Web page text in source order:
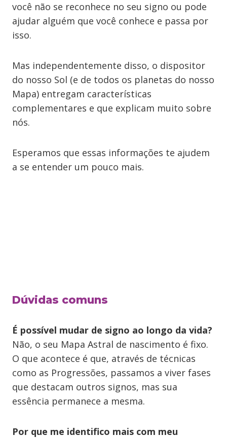
você não se reconhece no seu signo ou pode
ajudar alguém que você conhece e passa por
isso.
Mas independentemente disso, o dispositor
do nosso Sol (e de todos os planetas do nosso
Mapa) entregam características
complementares e que explicam muito sobre
nós.
Esperamos que essas informações te ajudem
a se entender um pouco mais.
Dúvidas comuns
É possível mudar de signo ao longo da vida?
Não, o seu Mapa Astral de nascimento é fixo.
O que acontece é que, através de técnicas
como as Progressões, passamos a viver fases
que destacam outros signos, mas sua
essência permanece a mesma.
Por que me identifico mais com meu